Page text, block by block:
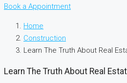
Book a Appointment
Home
Construction
Learn The Truth About Real
Learn The Truth About Real